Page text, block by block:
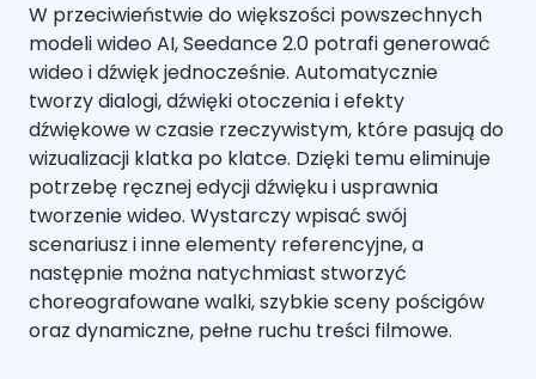
W przeciwieństwie do większości powszechnych
modeli wideo AI, Seedance 2.0 potrafi generować
wideo i dźwięk jednocześnie. Automatycznie
tworzy dialogi, dźwięki otoczenia i efekty
dźwiękowe w czasie rzeczywistym, które pasują do
wizualizacji klatka po klatce. Dzięki temu eliminuje
potrzebę ręcznej edycji dźwięku i usprawnia
tworzenie wideo. Wystarczy wpisać swój
scenariusz i inne elementy referencyjne, a
następnie można natychmiast stworzyć
choreografowane walki, szybkie sceny pościgów
oraz dynamiczne, pełne ruchu treści filmowe.